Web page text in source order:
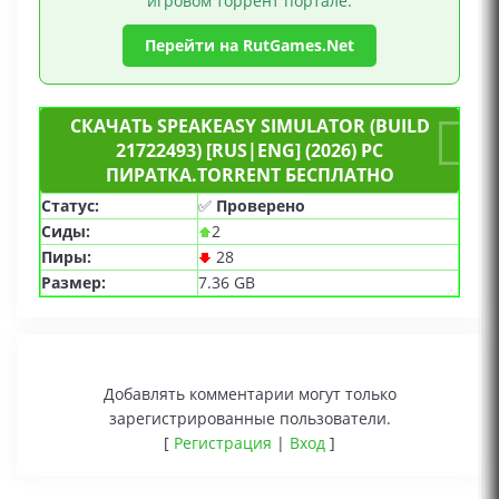
Перейти на RutGames.Net
СКАЧАТЬ SPEAKEASY SIMULATOR (BUILD
21722493) [RUS|ENG] (2026) PC
ПИРАТКА.TORRENT БЕСПЛАТНО
Статус: ✅ Проверено
Сиды:
2
Пиры:
28
Размер:
7.36 GB
Добавлять комментарии могут только
зарегистрированные пользователи.
[ Регистрация | Вход ]